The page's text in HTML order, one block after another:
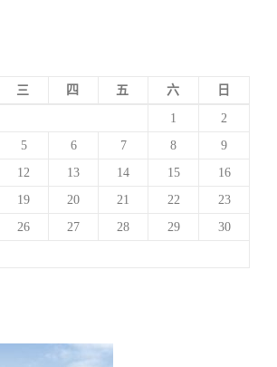
三 四 五 六 日
1
2
5 6 7 8
9
12 13 14 15
16
19 20 21 22
23
26 27 28 29
30